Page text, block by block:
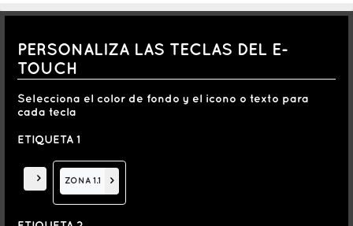
PERSONALIZA LAS TECLAS DEL E-
TOUCH
Selecciona el color de fondo y el icono o texto para
cada tecla
ETIQUETA 1
> ZONA 1.1 >
variaciones en la creación del mismo en su versión real"